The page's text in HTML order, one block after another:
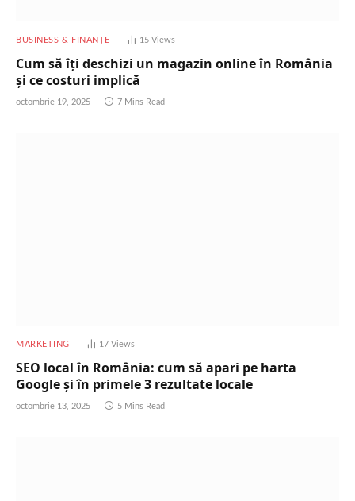
BUSINESS & FINANȚE 15 Views
Cum să îți deschizi un magazin online în România
și ce costuri implică
octombrie 19, 2025 7 Mins Read
MARKETING 17 Views
SEO local în România: cum să apari pe harta
Google și în primele 3 rezultate locale
octombrie 13, 2025 5 Mins Read